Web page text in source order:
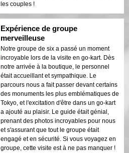
les couples !
Expérience de groupe
merveilleuse
Notre groupe de six a passé un moment
incroyable lors de la visite en go-kart. Dès
notre arrivée à la boutique, le personnel
était accueillant et sympathique. Le
parcours nous a fait passer devant certains
des monuments les plus emblématiques de
Tokyo, et l'excitation d'être dans un go-kart
a ajouté au plaisir. Le guide était génial,
prenant des photos incroyables pour nous
et s'assurant que tout le groupe était
engagé et en sécurité. Si vous voyagez en
groupe, cette visite est à ne pas manquer !